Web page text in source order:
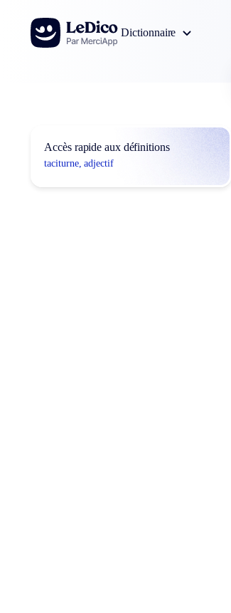
Aller au contenu
Dictionnaire
Accès rapide aux définitions
taciturne, adjectif